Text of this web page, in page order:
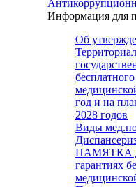
Информация для
Об
год и на
2028 годов
Виды
ПАМЯТКА
гарантиях